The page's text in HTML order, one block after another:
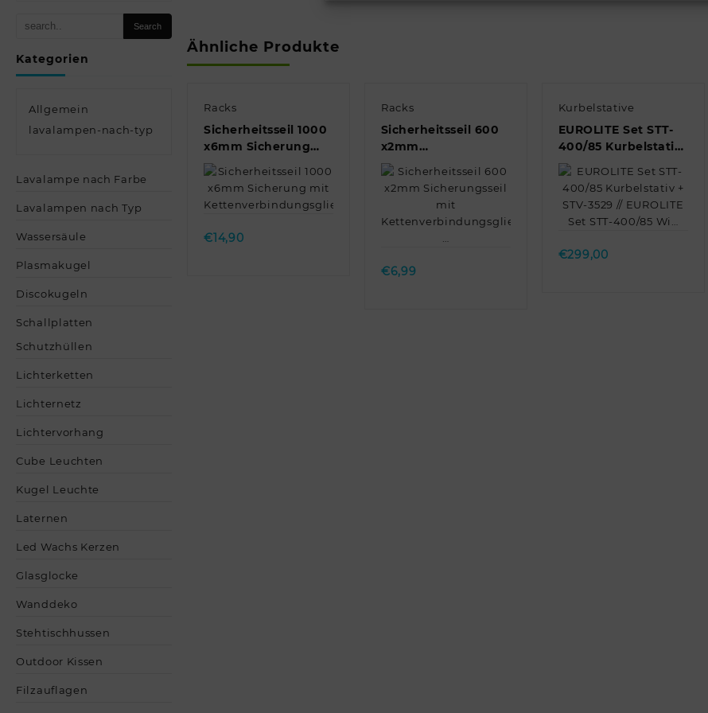
Kategorien
Allgemein
lavalampen-nach-typ
Lavalampe nach Farbe
Lavalampen nach Typ
Wassersäule
Plasmakugel
Discokugeln
Schallplatten
Schutzhüllen
Lichterketten
Lichternetz
Lichtervorhang
Cube Leuchten
Kugel Leuchte
Laternen
Led Wachs Kerzen
Glasglocke
Wanddeko
Stehtischhussen
Outdoor Kissen
Filzauflagen
Ähnliche Produkte
Racks
Sicherheitsseil 1000
x6mm Sicherung
mit
Kettenverbindungsglied/Stahlseil/Fang…
Quick view
€14,90
Racks
Sicherheitsseil 600
x2mm
Sicherungsseil mit
Kettenverbindungsglied/Stahlseil/
…
Quick view
€6,99
Kurbelstative
EUROLITE Set STT-
400/85 Kurbelstativ
+ STV-3529 //
EUROLITE Set STT-
400/85 Wi…
Quick view
€299,00